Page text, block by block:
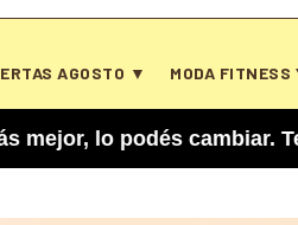
AGOSTO ▼ MODA FITNESS
cambiar. Tenés